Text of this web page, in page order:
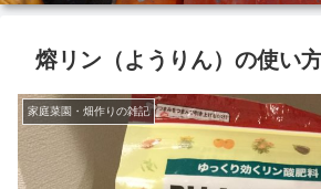
熔リン（ようりん）の使い
家庭菜園・畑作りの雑記